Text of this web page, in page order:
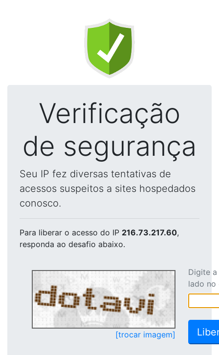
Verificação
de segurança
Seu IP fez diversas tentativas de
acessos suspeitos a sites hospedados
conosco.
Para liberar o acesso do IP 216.73.217.60,
responda ao desafio abaixo.
[trocar imagem]
Digite
lado no